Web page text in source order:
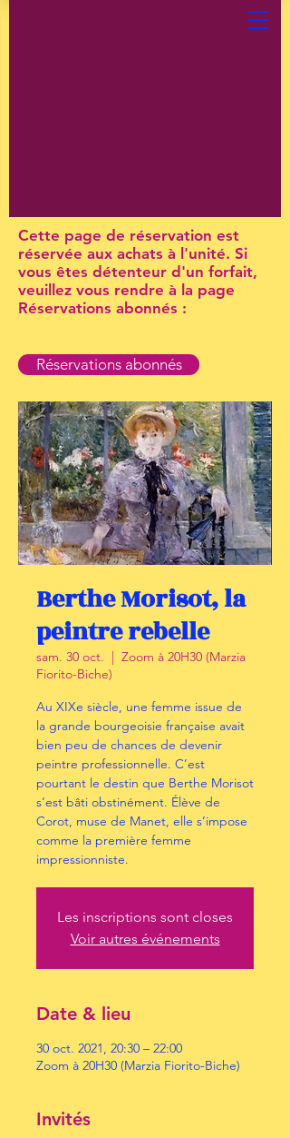
Cette page de réservation est
réservée aux achats à l'unité. Si
vous êtes détenteur d'un forfait,
veuillez vous rendre à la page
Réservations abonnés :
Réservations abonnés
Berthe Morisot, la
peintre rebelle
sam. 30 oct.
  |
Zoom à 20H30 (Marzia
Fiorito-Biche)
Au XIXe siècle, une femme issue de
la grande bourgeoisie française avait
bien peu de chances de devenir
peintre professionnelle. C’est
pourtant le destin que Berthe Morisot
s’est bâti obstinément. Élève de
Corot, muse de Manet, elle s’impose
comme la première femme
impressionniste.
Les inscriptions sont closes
Voir autres événements
Date & lieu
30 oct. 2021, 20:30 – 22:00
Zoom à 20H30 (Marzia Fiorito-Biche)
Invités